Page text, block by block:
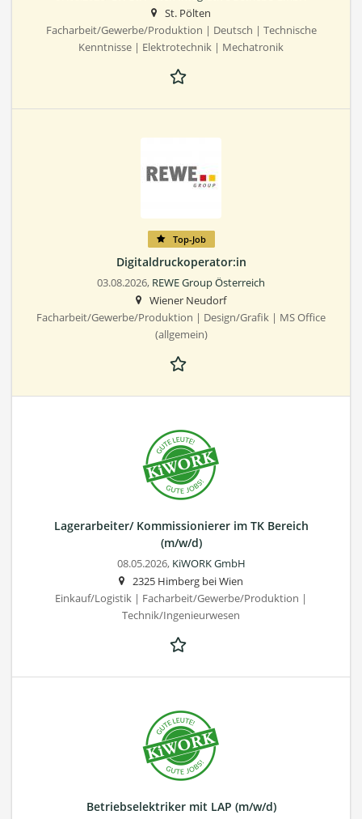
St. Pölten
Facharbeit/Gewerbe/Produktion | Deutsch | Technische
Kenntnisse | Elektrotechnik | Mechatronik
Top-Job
Digitaldruckoperator:in
03.08.2026, REWE Group Österreich
Wiener Neudorf
Facharbeit/Gewerbe/Produktion | Design/Grafik | MS Office
(allgemein)
Lagerarbeiter/ Kommissionierer im TK Bereich
(m/w/d)
08.05.2026, KiWORK GmbH
2325 Himberg bei Wien
Einkauf/Logistik | Facharbeit/Gewerbe/Produktion |
Technik/Ingenieurwesen
Betriebs­elektriker mit LAP (m/w/d)